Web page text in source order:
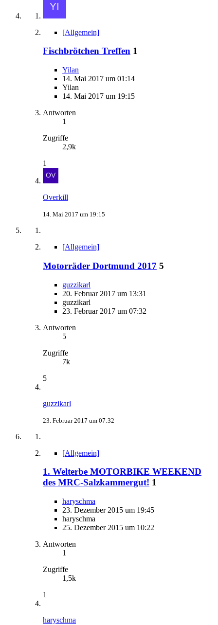
[Allgemein]
Fischbrötchen Treffen 1
Yilan
14. Mai 2017 um 01:14
Yilan
14. Mai 2017 um 19:15
Antworten
1
Zugriffe
2,9k
1
Overkill
14. Mai 2017 um 19:15
[Allgemein]
Motorräder Dortmund 2017 5
guzzikarl
20. Februar 2017 um 13:31
guzzikarl
23. Februar 2017 um 07:32
Antworten
5
Zugriffe
7k
5
guzzikarl
23. Februar 2017 um 07:32
[Allgemein]
1. Welterbe MOTORBIKE WEEKEND
des MRC-Salzkammergut! 1
haryschma
23. Dezember 2015 um 19:45
haryschma
25. Dezember 2015 um 10:22
Antworten
1
Zugriffe
1,5k
1
haryschma